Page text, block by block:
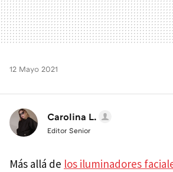
12 Mayo 2021
Carolina L.
Editor Senior
Más allá de los iluminadores